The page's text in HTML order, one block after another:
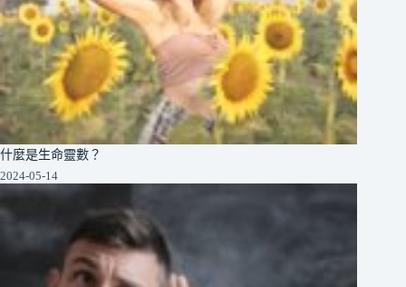
什麼是生命靈數？
2024-05-14